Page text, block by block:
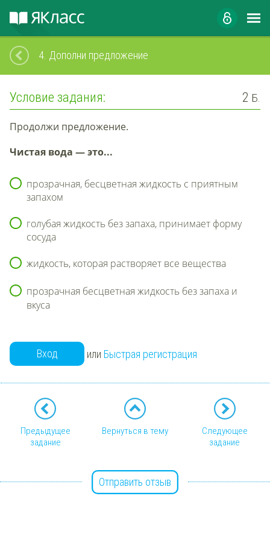
4. Дополни предложение
Условие задания: 2 Б.
Продолжи предложение.
Чистая вода — это...
прозрачная, бесцветная жидкость с приятным
запахом
голубая жидкость без запаха, принимает форму
сосуда
жидкость, которая растворяет все вещества
прозрачная бесцветная жидкость без запаха и
вкуса
Вход или Быстрая регистрация
Предыдущее
задание
Вернуться в тему
Следующее
задание
Отправить отзыв